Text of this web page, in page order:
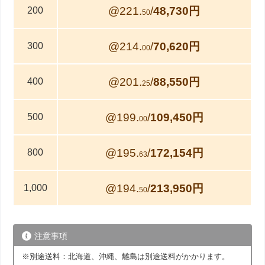
200 @221.50/48,730円
300 @214.00/70,620円
400 @201.25/88,550円
500 @199.00/109,450円
800 @195.63/172,154円
1,000 @194.50/213,950円
注意事項
※別途送料：北海道、沖縄、離島は別途送料がかかります。